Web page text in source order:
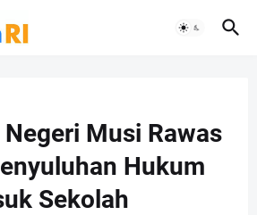
Musi Rawas
Hukum
Sekolah